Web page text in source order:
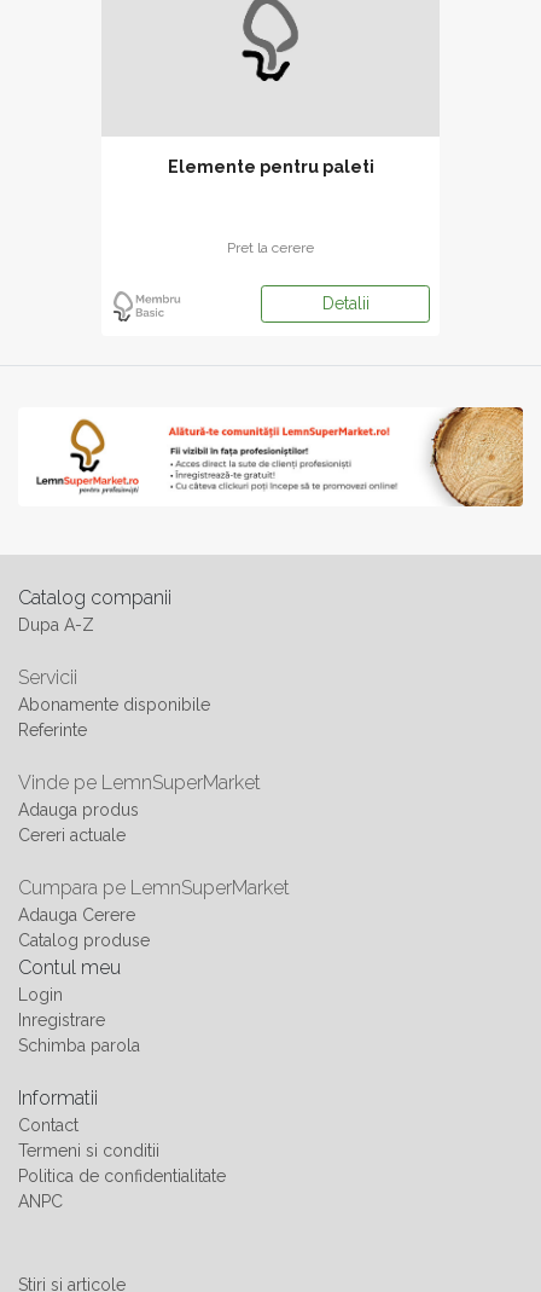
Elemente pentru paleti
Pret la cerere
Detalii
Catalog companii
Dupa A-Z
Servicii
Abonamente disponibile
Referinte
Vinde pe LemnSuperMarket
Adauga produs
Cereri actuale
Cumpara pe LemnSuperMarket
Adauga Cerere
Catalog produse
Contul meu
Login
Inregistrare
Schimba parola
Informatii
Contact
Termeni si conditii
Politica de confidentialitate
ANPC
Stiri si articole